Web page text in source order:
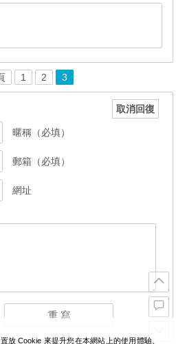
1 2 3
取消回復
暱稱（必填）
郵箱（必填）
網址
放 Cookie 來提升您在本網站上的使用體驗、